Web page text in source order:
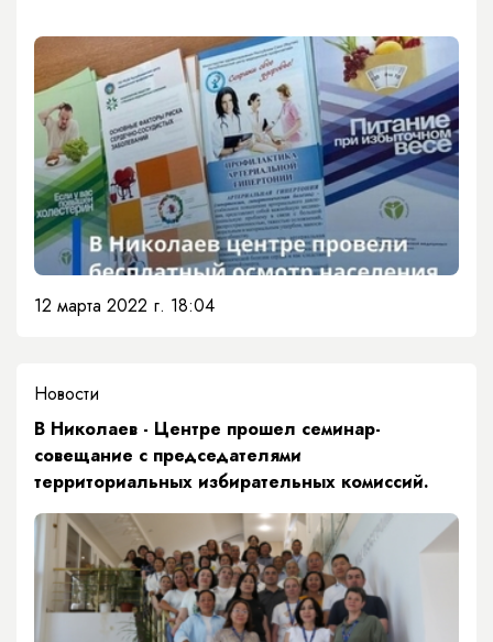
12 марта 2022 г. 18:04
Новости
В Николаев - Центре прошел семинар-
совещание с председателями
территориальных избирательных комиссий.